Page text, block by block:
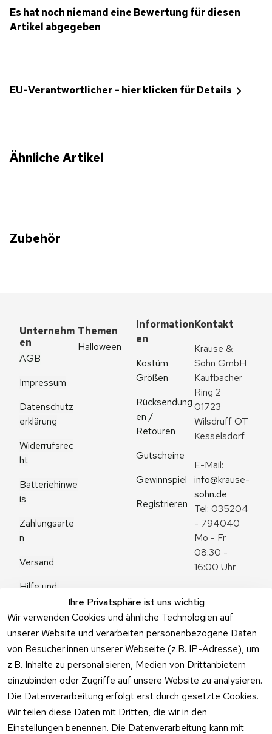
Es hat noch niemand eine Bewertung für diesen
Artikel abgegeben
EU-Verantwortlicher – hier klicken für Details
Ähnliche Artikel
Zubehör
Ihre Privatsphäre ist uns wichtig
Wir verwenden Cookies und ähnliche Technologien auf
unserer Website und verarbeiten personenbezogene Daten
von Besucher:innen unserer Webseite (z.B. IP-Adresse), um
z.B. Inhalte zu personalisieren, Medien von Drittanbietern
einzubinden oder Zugriffe auf unsere Website zu analysieren.
Die Datenverarbeitung erfolgt erst durch gesetzte Cookies.
Wir teilen diese Daten mit Dritten, die wir in den
Einstellungen benennen. Die Datenverarbeitung kann mit
Unternehm
en
AGB
Impressum
Datenschutz
erklärung
Widerrufsrec
ht
Batteriehinwe
is
Zahlungsarte
n
Versand
Hilfe und
Fragen
Themen
Halloween
Information
en
Kostüm
Größen
Rücksendung
en /
Retouren
Gutscheine
Gewinnspiel
Registrieren
Kontakt
Krause &
Sohn GmbH
Kaufbacher
Ring 2
01723
Wilsdruff OT
Kesselsdorf
info@krause-
sohn.de
Tel: 035204
- 794040
Mo - Fr
08:30 -
16:00 Uhr
Zum
Kontaktformu
lar
Vertrag
widerrufen